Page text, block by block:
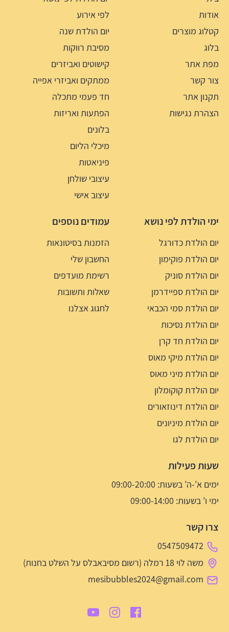
אודות
קטלוג מוצרים
בלוג
מפת אתר
צור קשר
תקנון אתר
הצהרת נגישות
לפי אירוע
יום הולדת שנה
מסיבת רווקות
קישוטים ואביזרים
ממתקים ואביזרי אפייה
חד פעמי מתכלה
הפתעות ואריזות
בלונים
מיכלי הליום
פיניאטות
עיצובי שולחן
עיצוב אישי
ימי הולדת לפי נושא
יום הולדת כדורגל
יום הולדת פוקימון
יום הולדת סוניק
יום הולדת ספיידרמן
יום הולדת סמי הכבאי
יום הולדת נסיכות
יום הולדת חד קרן
יום הולדת מיקי מאוס
יום הולדת מיני מאוס
יום הולדת קוקומלון
יום הולדת דינוזאורים
יום הולדת מיניונים
יום הולדת לגו
עמודים נוספים
הזמנות בסיטונאות
החשבון שלי
רשימת מועדפים
שאלות ותשובות
לחגוג אצלנו
שעות פעילות
ימים א’-ה’ בשעות: 09:00-20:00
ימי ו’ בשעות: 09:00-14:00
צרו קשר
0547509472
משה לוי 18 רמלה (רשום מסיבאבלס על השלט בחנות)
mesibubbles2024@gmail.com